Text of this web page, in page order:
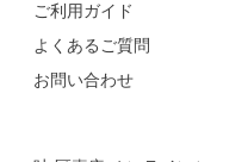
ご利用ガイド
よくあるご質問
お問い合わせ